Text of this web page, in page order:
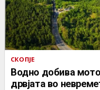
СКОПЈЕ
Водно добива
дрвјата во